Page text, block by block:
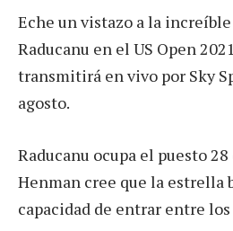
Eche un vistazo a la
Raducanu en el US Open
transmitirá en vivo por Sky
agosto.
Raducanu ocupa el puesto
Henman cree que la estrella
capacidad de entrar entre